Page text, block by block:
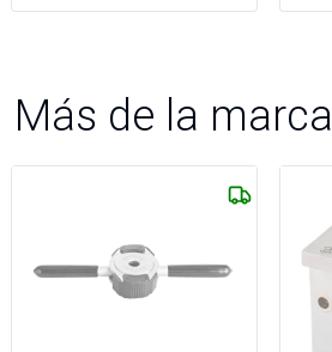
Más de la marca